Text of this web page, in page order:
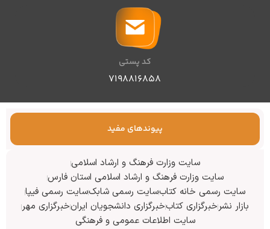
کد پستی
۷۱۹۸۸۱۶۸۵۸
پیوندهای مفید
سایت وزارت فرهنگ و ارشاد اسلامی
سایت وزارت فرهنگ و ارشاد اسلامی استان فارس
سایت رسمی خانه کتابسایت رسمی شابکسایت رسمی فیپا
بازار نشرخبرگزاری کتابخبرگزاری دانشجویان ایرانخبرگزاری مهر
سایت اطلاعات عمومی و فرهنگی